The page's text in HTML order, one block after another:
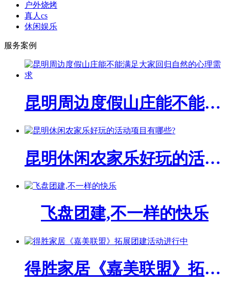
户外烧烤
真人cs
休闲娱乐
服务案例
昆明周边度假山庄能不能满足大家回归自然的心理需求
昆明休闲农家乐好玩的活动项目有哪些?
飞盘团建,不一样的快乐
得胜家居《嘉美联盟》拓展团建活动进行中